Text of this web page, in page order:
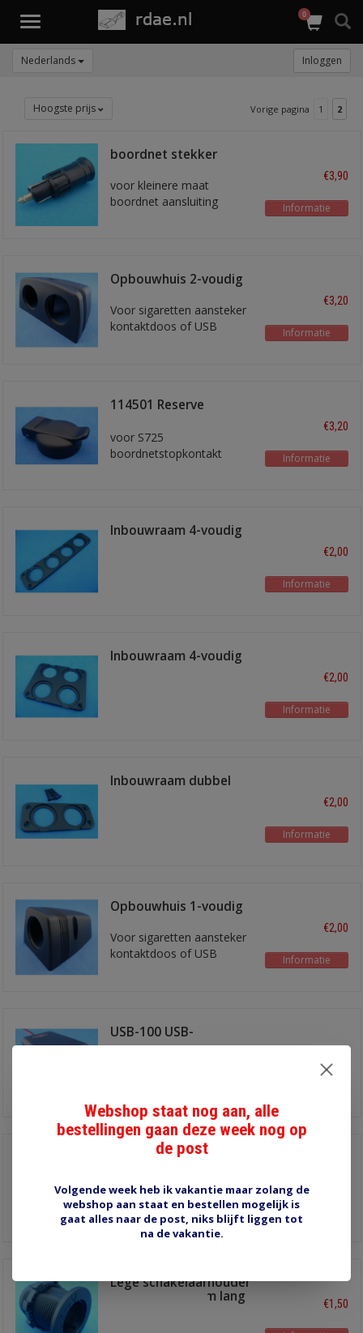
Toggle
0
Nederlands Inloggen
Hoogste prijs Vorige pagina 1 2
boordnet stekker
voor kleinere maat
boordnet aansluiting
€3,90
Informatie
Opbouwhuis 2-voudig
Voor sigaretten aansteker
kontaktdoos of USB
€3,20
Informatie
114501 Reserve
voor S725
boordnetstopkontakt
€3,20
Informatie
Inbouwraam 4-voudig
€2,00
Informatie
Inbouwraam 4-voudig
€2,00
Informatie
Inbouwraam dubbel
€2,00
Informatie
Opbouwhuis 1-voudig
Voor sigaretten aansteker
kontaktdoos of USB
€2,00
Informatie
USB-100 USB-
laadaansluiting
Inbouwraam 3-voudig
Informatie
Lege schakelaarhouder
voor inbouwraam lang
€1,50
Webshop staat nog aan, alle
bestellingen gaan deze week nog op
de post
Volgende week heb ik vakantie maar zolang de
webshop aan staat en bestellen mogelijk is
gaat alles naar de post, niks blijft liggen tot
na de vakantie.